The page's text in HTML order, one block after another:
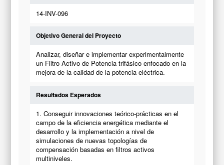
14-INV-096
Objetivo General del Proyecto
Analizar, diseñar e implementar experimentalmente
un Filtro Activo de Potencia trifásico enfocado en la
mejora de la calidad de la potencia eléctrica.
Resultados Esperados
1. Conseguir innovaciones teórico-prácticas en el
campo de la eficiencia energética mediante el
desarrollo y la implementación a nivel de
simulaciones de nuevas topologías de
compensación basadas en filtros activos
multiniveles.